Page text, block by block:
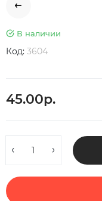
В наличии
Код: 3604
45.00р.